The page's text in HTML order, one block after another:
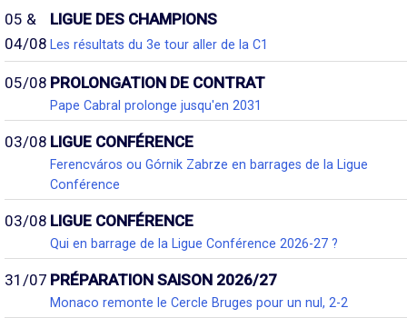
05 &
04/08
LIGUE DES CHAMPIONS
Les résultats du 3e tour aller de la C1
05/08 PROLONGATION DE CONTRAT
Pape Cabral prolonge jusqu'en 2031
03/08 LIGUE CONFÉRENCE
Ferencváros ou Górnik Zabrze en barrages de la Ligue
Conférence
03/08 LIGUE CONFÉRENCE
Qui en barrage de la Ligue Conférence 2026-27 ?
31/07 PRÉPARATION SAISON 2026/27
Monaco remonte le Cercle Bruges pour un nul, 2-2